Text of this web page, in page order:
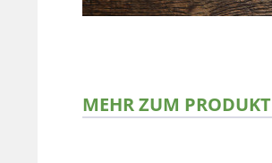
MEHR ZUM PRODUKT